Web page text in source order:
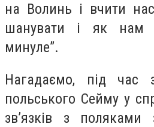
на Волинь і вчити
шанувати і як нам
минуле”.
Нагадаємо, під час
польського Сейму у
зв’язків з